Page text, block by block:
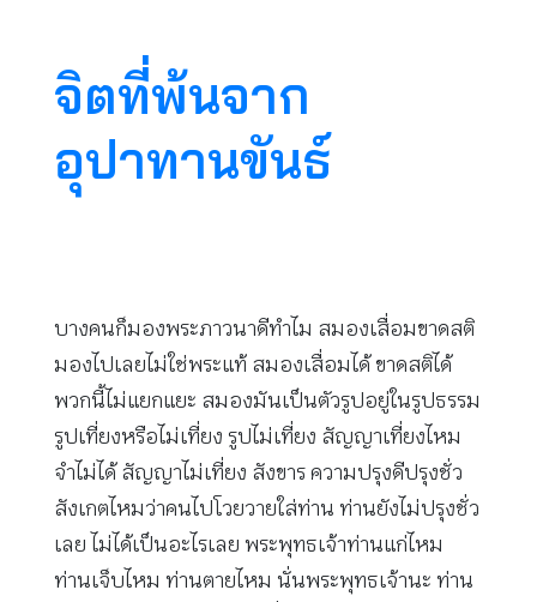
จิตที่พ้นจาก
อุปาทานขันธ์
บางคนก็มองพระภาวนาดีทำไม สมองเสื่อมขาดสติ
มองไปเลยไม่ใช่พระแท้ สมองเสื่อมได้ ขาดสติได้
พวกนี้ไม่แยกแยะ สมองมันเป็นตัวรูปอยู่ในรูปธรรม
รูปเที่ยงหรือไม่เที่ยง รูปไม่เที่ยง สัญญาเที่ยงไหม
จำไม่ได้ สัญญาไม่เที่ยง สังขาร ความปรุงดีปรุงชั่ว
สังเกตไหมว่าคนไปโวยวายใส่ท่าน ท่านยังไม่ปรุงชั่ว
เลย ไม่ได้เป็นอะไรเลย พระพุทธเจ้าท่านแก่ไหม
ท่านเจ็บไหม ท่านตายไหม นั่นพระพุทธเจ้านะ ท่าน